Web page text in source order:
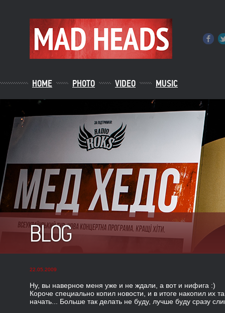
HOME PHOTO VIDEO MUSIC
BLOG
22.05.2009
Ну, вы наверное меня уже и не ждали, а вот и нифига :)
Короче специально копил новости, и в итоге накопил их
начать... Больше так делать не буду, лучше буду сразу